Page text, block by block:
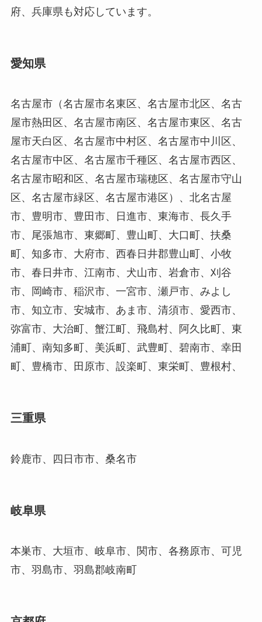
府、兵庫県も対応しています。
愛知県
名古屋市（名古屋市名東区、名古屋市北区、名古
屋市熱田区、名古屋市南区、名古屋市東区、名古
屋市天白区、名古屋市中村区、名古屋市中川区、
名古屋市中区、名古屋市千種区、名古屋市西区、
名古屋市昭和区、名古屋市瑞穂区、名古屋市守山
区、名古屋市緑区、名古屋市港区）、北名古屋
市、豊明市、豊田市、日進市、東海市、長久手
市、尾張旭市、東郷町、豊山町、大口町、扶桑
町、知多市、大府市、西春日井郡豊山町、小牧
市、春日井市、江南市、犬山市、岩倉市、刈谷
市、岡崎市、稲沢市、一宮市、瀬戸市、みよし
市、知立市、安城市、あま市、清須市、愛西市、
弥富市、大治町、蟹江町、飛島村、阿久比町、東
浦町、南知多町、美浜町、武豊町、碧南市、幸田
町、豊橋市、田原市、設楽町、東栄町、豊根村、
三重県
鈴鹿市、四日市市、桑名市
岐阜県
本巣市、大垣市、岐阜市、関市、各務原市、可児
市、羽島市、羽島郡岐南町